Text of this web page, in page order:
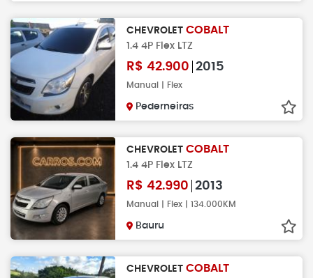
CHEVROLET COBALT
1.4 4P Flex LTZ
R$ 42.900 2015
Manual | Flex
Pederneiras
CHEVROLET COBALT
1.4 4P Flex LTZ
R$ 42.990 2013
Manual | Flex | 134.000KM
Bauru
CHEVROLET COBALT